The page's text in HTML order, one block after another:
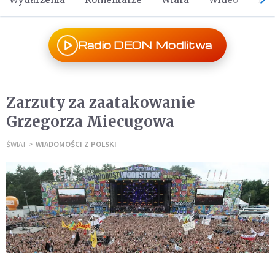
Radio DEON Modlitwa
Zarzuty za zaatakowanie
Grzegorza Miecugowa
ŚWIAT WIADOMOŚCI Z POLSKI